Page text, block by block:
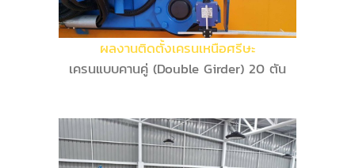
ผลงานติดตั้งเครนเหนือศรีษะ
เครนแบบคานคู่ (Double Girder) 20 ตัน